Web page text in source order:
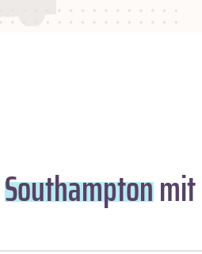
Southamptonmit